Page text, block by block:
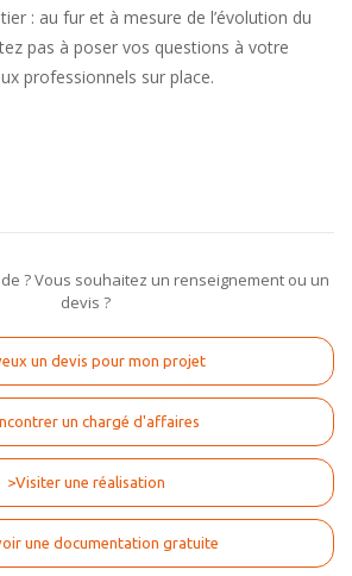
: au fur et à mesure de l’évolution du
pas à poser vos questions à votre
professionnels sur place.
? Vous souhaitez un renseignement ou un
devis ?
un devis pour mon projet
un chargé d'affaires
>Visiter une réalisation
une documentation gratuite